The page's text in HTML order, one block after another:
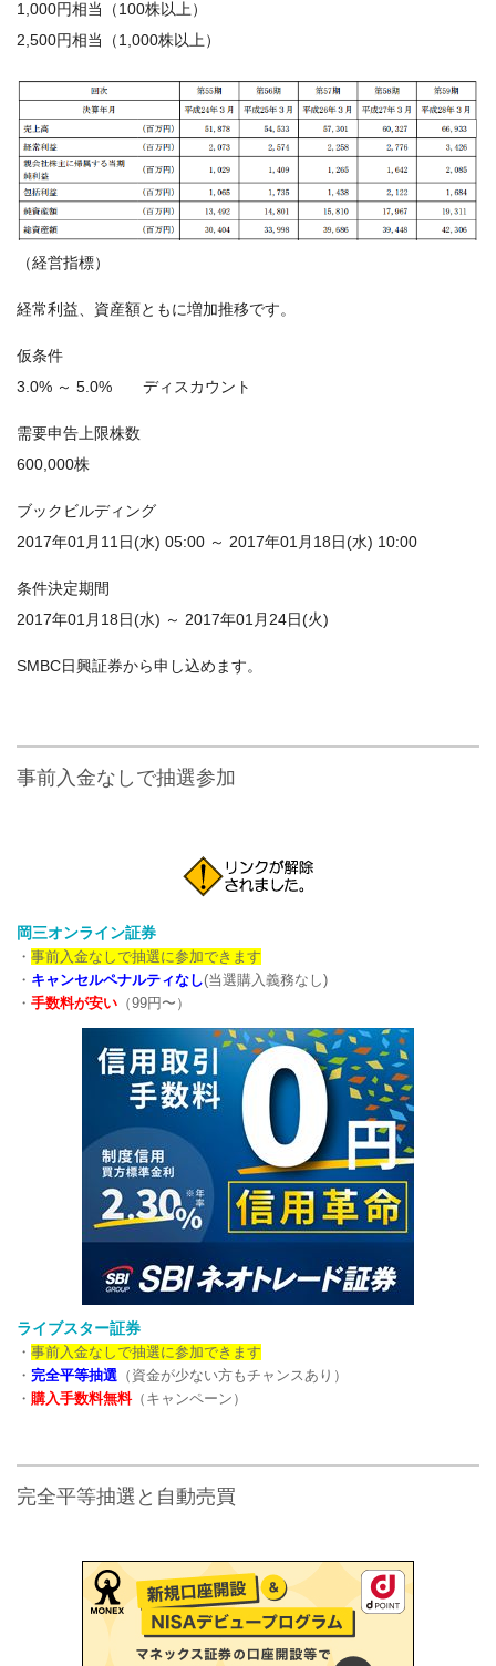
1,000円相当（100株以上）
2,500円相当（1,000株以上）
（経営指標）
経常利益、資産額ともに増加推移です。
仮条件
3.0% ～ 5.0% ディスカウント
需要申告上限株数
600,000株
ブックビルディング
2017年01月11日(水) 05:00 ～ 2017年01月18日(水) 10:00
条件決定期間
2017年01月18日(水) ～ 2017年01月24日(火)
SMBC日興証券から申し込めます。
事前入金なしで抽選参加
岡三オンライン証券
・ 事前入金なしで抽選に参加できます
・ キャンセルペナルティなし(当選購入義務なし)
・ 手数料が安い （99円〜）
ライブスター証券
・ 事前入金なしで抽選に参加できます
・ 完全平等抽選 （資金が少ない方もチャンスあり）
・ 購入手数料無料（キャンペーン）
完全平等抽選と自動売買